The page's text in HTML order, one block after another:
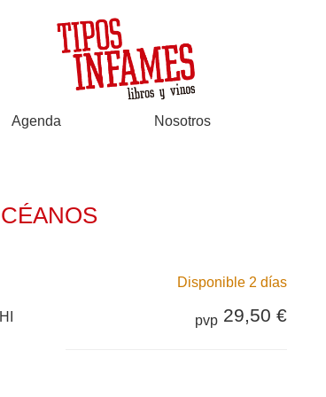
Agenda Nosotros
Disponible 2 días
pvp 29,50 €